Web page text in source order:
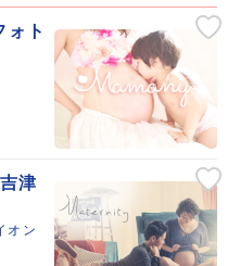
ト
津
オン